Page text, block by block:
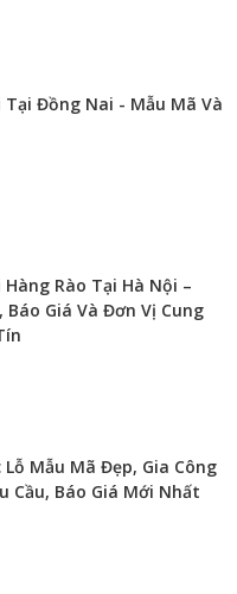
Tại Đồng Nai - Mẫu Mã Và
Hàng Rào Tại Hà Nội –
Báo Giá Và Đơn Vị Cung
Mẫu Mã Đẹp, Gia Công
Cầu, Báo Giá Mới Nhất